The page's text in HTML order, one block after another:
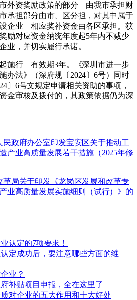
外资奖励政策的部分，由我市承担财
承担部分由市、区分担，对其中属于
企业，相应奖补资金由各区承担。获
励对应资金纳统年度起5年内不减少
业，并切实履行承诺。
施行，有效期3年。《深圳市进一步
办法》（深府规〔2024〕6号）同时
〕6号文规定申请相关资助的事项，
金审核及拨付的，其政策依据仍为深
民政府办公室印发宝安区关于推动工
产业高质量发展若干措施（2025年修
革局关于印发《龙岗区发展和改革专
业高质量发展实施细则（试行）》的
认定的7项要求！
定成功后，要注意哪些方面的维
业？
补贴项目申报，全在这里了
对企业的五大作用和十大好处